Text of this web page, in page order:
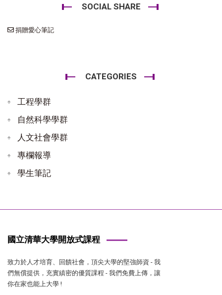
SOCIAL SHARE
捐贈愛心筆記
CATEGORIES
工程學群
自然科學學群
人文社會學群
專欄報導
學生筆記
國立清華大學開放式課程
致力於人才培育、回饋社會，頂尖大學的堅強師資 - 我
們無償提供，充實縝密的優質課程 - 我們免費上傳，讓
你在家也能上大學 !